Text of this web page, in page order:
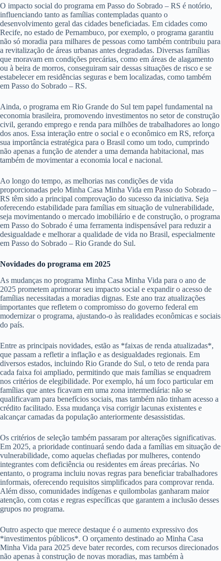
O impacto social do programa em Passo do Sobrado – RS é notório,
influenciando tanto as famílias contempladas quanto o
desenvolvimento geral das cidades beneficiadas. Em cidades como
Recife, no estado de Pernambuco, por exemplo, o programa garantiu
não só moradia para milhares de pessoas como também contribuiu para
a revitalização de áreas urbanas antes degradadas. Diversas famílias
que moravam em condições precárias, como em áreas de alagamento
ou à beira de morros, conseguiram sair dessas situações de risco e se
estabelecer em residências seguras e bem localizadas, como também
em Passo do Sobrado – RS.
Ainda, o programa em Rio Grande do Sul tem papel fundamental na
economia brasileira, promovendo investimentos no setor de construção
civil, gerando emprego e renda para milhões de trabalhadores ao longo
dos anos. Essa interação entre o social e o econômico em RS, reforça
sua importância estratégica para o Brasil como um todo, cumprindo
não apenas a função de atender a uma demanda habitacional, mas
também de movimentar a economia local e nacional.
Ao longo do tempo, as melhorias nas condições de vida
proporcionadas pelo Minha Casa Minha Vida em Passo do Sobrado –
RS têm sido a principal comprovação do sucesso da iniciativa. Seja
oferecendo estabilidade para famílias em situação de vulnerabilidade,
seja movimentando o mercado imobiliário e de construção, o programa
em Passo do Sobrado é uma ferramenta indispensável para reduzir a
desigualdade e melhorar a qualidade de vida no Brasil, especialmente
em Passo do Sobrado – Rio Grande do Sul.
Novidades do programa em 2025
As mudanças no programa Minha Casa Minha Vida para o ano de
2025 prometem aprimorar seu impacto social e expandir o acesso de
famílias necessitadas a moradias dignas. Este ano traz atualizações
importantes que refletem o compromisso do governo federal em
modernizar o programa, ajustando-o às realidades econômicas e sociais
do país.
Entre as principais novidades, estão as *faixas de renda atualizadas*,
que passam a refletir a inflação e as desigualdades regionais. Em
diversos estados, incluindo Rio Grande do Sul, o teto de renda para
cada faixa foi ampliado, permitindo que mais famílias se enquadrem
nos critérios de elegibilidade. Por exemplo, há um foco particular em
famílias que antes ficavam em uma zona intermediária: não se
qualificavam para benefícios sociais, mas também não tinham acesso a
crédito facilitado. Essa mudança visa corrigir lacunas existentes e
alcançar camadas da população anteriormente desassistidas.
Os critérios de seleção também passaram por alterações significativas.
Em 2025, a prioridade continuará sendo dada a famílias em situação de
vulnerabilidade, como aquelas chefiadas por mulheres, contendo
integrantes com deficiência ou residentes em áreas precárias. No
entanto, o programa incluiu novas regras para beneficiar trabalhadores
informais, oferecendo requisitos simplificados para comprovar renda.
Além disso, comunidades indígenas e quilombolas ganharam maior
atenção, com cotas e regras específicas que garantem a inclusão desses
grupos no programa.
Outro aspecto que merece destaque é o aumento expressivo dos
*investimentos públicos*. O orçamento destinado ao Minha Casa
Minha Vida para 2025 deve bater recordes, com recursos direcionados
não apenas à construção de novas moradias, mas também à